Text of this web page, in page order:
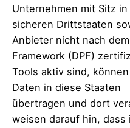
Unternehmen mit Sitz
sicheren Drittstaaten
Anbieter nicht nach
Framework (DPF)
Tools aktiv sind,
Daten in diese Staaten
übertragen und dort
weisen darauf hin,